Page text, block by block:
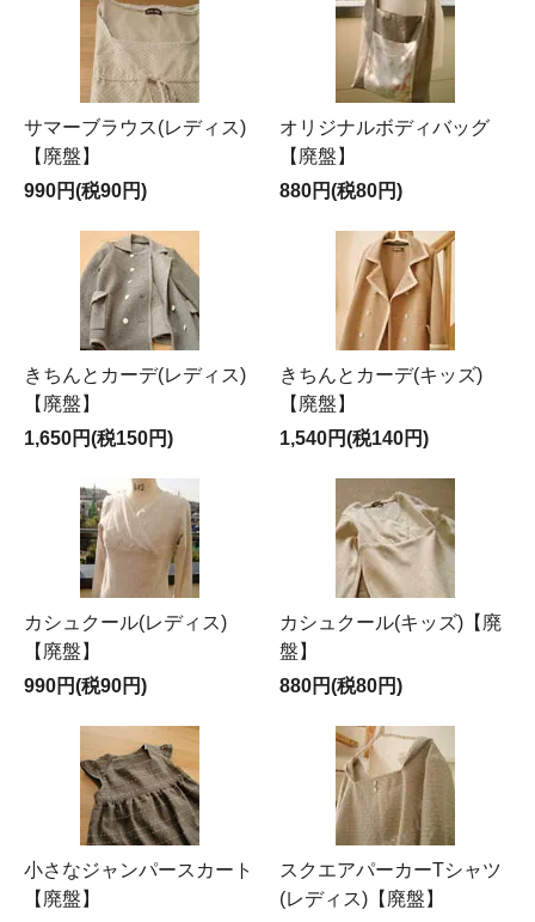
サマーブラウス(レディス)
【廃盤】
990円(税90円)
オリジナルボディバッグ
【廃盤】
880円(税80円)
きちんとカーデ(レディス)
【廃盤】
1,650円(税150円)
きちんとカーデ(キッズ)
【廃盤】
1,540円(税140円)
カシュクール(レディス)
【廃盤】
990円(税90円)
カシュクール(キッズ)【廃
盤】
880円(税80円)
小さなジャンパースカート
【廃盤】
スクエアパーカーTシャツ
(レディス)【廃盤】